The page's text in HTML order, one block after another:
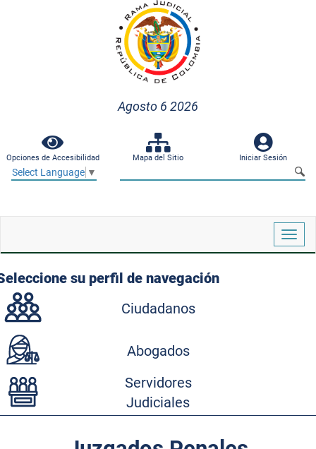
Agosto 6 2026
Opciones de Accesibilidad Mapa del Sitio Iniciar Sesión
Select Language ▼
su perfil de navegación
Ciudadanos
Abogados
Servidores
Judiciales